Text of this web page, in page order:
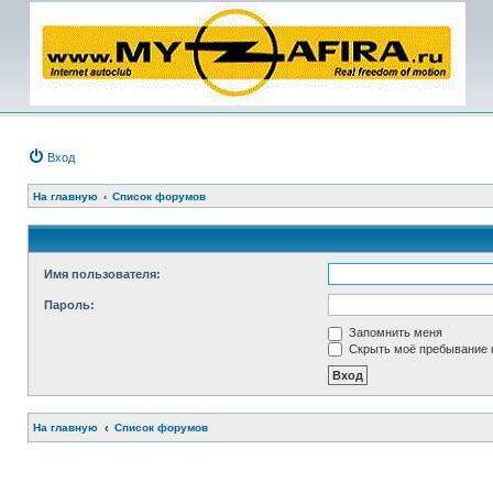
Вход
На главную Список форумов
Имя пользователя:
Пароль:
Запомнить меня
Скрыть моё пребывание
На главную Список форумов